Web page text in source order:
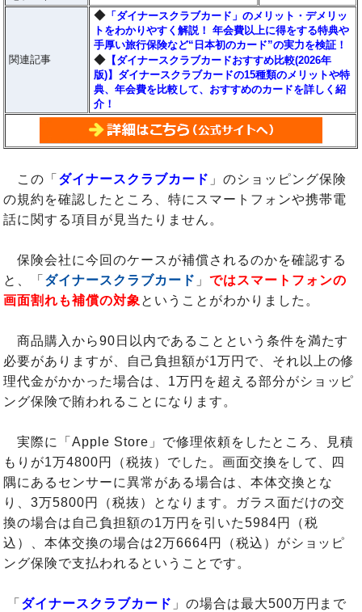
関連記事
◆ 「ダイナースクラブカード」のメリット・デメリッ
トをわかりやすく解説！ 年会費以上に得をする特典や
手厚い旅行保険など“日本初のカード”の実力を検証！
◆ 【ダイナースクラブカードおすすめ比較(2026年
版)】ダイナースクラブカードの15種類のメリットや特
典、年会費を比較して、おすすめのカードを詳しく紹
介！
この「 ダイナースクラブカード 」のショッピング保険
の規約を確認したところ、特にスマートフォンや携帯電
話に関する項目が見当たりません。
保険会社に今回のケースが補償されるのかを確認する
と、「 ダイナースクラブカード 」 ではスマートフォンの
画面割れも補償の対象 ということがわかりました。
商品購入から90日以内であることという条件を満たす
必要がありますが、自己負担額が1万円で、それ以上の修
理代金がかかった場合は、1万円を超える部分がショッピ
ング保険で賄われることになります。
実際に「Apple Store」で修理依頼をしたところ、見積
もりが1万4800円（税抜）でした。画面交換をして、四
隅にあるセンサーに異常がある場合は、本体交換とな
り、3万5800円（税抜）となります。ガラス面だけの交
換の場合は自己負担額の1万円を引いた5984円（税
込）、本体交換の場合は2万6664円（税込）がショッピ
ング保険で支払われるということです。
「 ダイナースクラブカード 」の場合は最大500万円まで